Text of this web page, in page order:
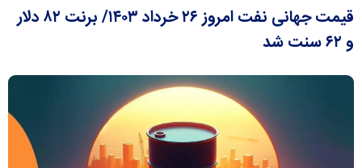
قیمت جهانی نفت امروز ۲۶ خرداد ۱۴۰۳/ برنت ۸۲ دلار
و ۶۲ سنت شد